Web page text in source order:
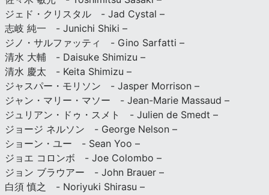
ジェド・クリスタル - Jad Cystal –
志岐 純一 - Junichi Shiki –
ジノ・サルファッティ - Gino Sarfatti –
清水 大輔 - Daisuke Shimizu –
清水 慶太 - Keita Shimizu –
ジャスパー・モリソン - Jasper Morrison –
ジャン・マリー・マソー - Jean-Marie Massaud –
ジュリアン・ドゥ・スメト - Julien de Smedt –
ジョージ ネルソン - George Nelson –
ショーン・ユー - Sean Yoo –
ジョエ コロンボ - Joe Colombo –
ジョン ブラウアー - John Brauer –
白須 慎之 - Noriyuki Shirasu –